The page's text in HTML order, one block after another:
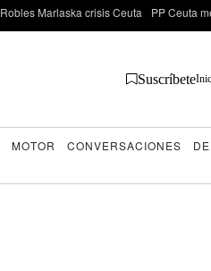
Robles Marlaska crisis Ceuta PP Ceuta
Suscríbete
MOTOR CONVERSACIONES